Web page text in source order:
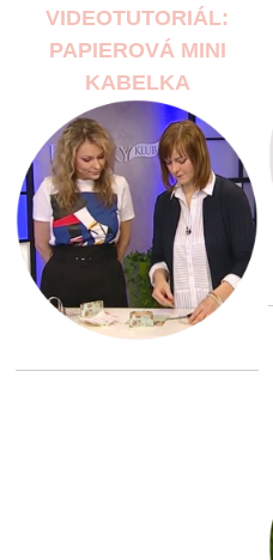
VIDEOTUTORIÁL:
PAPIEROVÁ MINI
KABELKA